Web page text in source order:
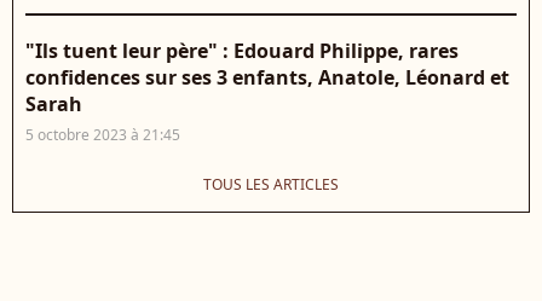
"Ils tuent leur père" : Edouard Philippe, rares
confidences sur ses 3 enfants, Anatole, Léonard et
Sarah
5 octobre 2023 à 21:45
TOUS LES ARTICLES